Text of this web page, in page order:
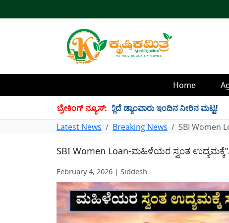
Home
ಬ್ರೇಕಿಂಗ್ ನ್ಯೂಸ್:
TMC ನೀರು ಸಂಗ್ರಹ! ಇಲ್ಲಿದೆ ಡ್ಯಾಂವಾರು ಇಂದಿನ ನೀರಿನ ಮಟ್ಟ! ✱
Latest News
Breaking News SBI Women
SBI Women Loan-ಮಹಿಳೆಯರ ಸ್ವಂತ
February 4, 2026 | Siddesh